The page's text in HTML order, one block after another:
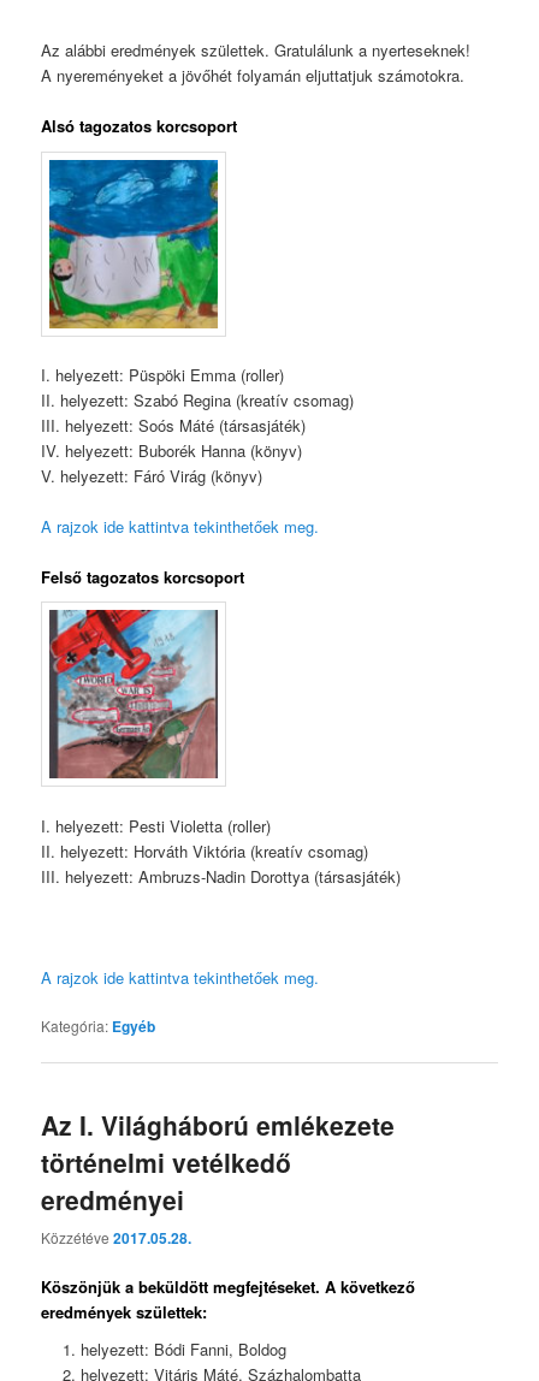
Az alábbi eredmények születtek. Gratulálunk a nyerteseknek!
A nyereményeket a jövőhét folyamán eljuttatjuk számotokra.
Alsó tagozatos korcsoport
I. helyezett: Püspöki Emma (roller)
II. helyezett: Szabó Regina (kreatív csomag)
III. helyezett: Soós Máté (társasjáték)
IV. helyezett: Buborék Hanna (könyv)
V. helyezett: Fáró Virág (könyv)
A rajzok ide kattintva tekinthetőek meg.
Felső tagozatos korcsoport
I. helyezett: Pesti Violetta (roller)
II. helyezett: Horváth Viktória (kreatív csomag)
III. helyezett: Ambruzs-Nadin Dorottya (társasjáték)
A rajzok ide kattintva tekinthetőek meg.
Kategória: Egyéb
Az I. Világháború emlékezete
történelmi vetélkedő
eredményei
Közzétéve2017.05.28.
Köszönjük a beküldött megfejtéseket. A következő
eredmények születtek:
helyezett: Bódi Fanni, Boldog
helyezett: Vitáris Máté, Százhalombatta